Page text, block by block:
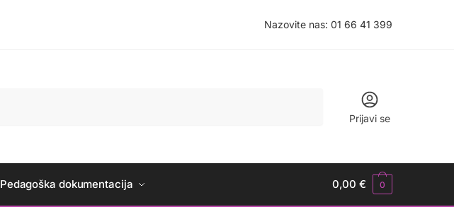
Nazovite nas: 01 66 41 399
Prijavi se
Pedagoška dokumentacija 0,00€ 0